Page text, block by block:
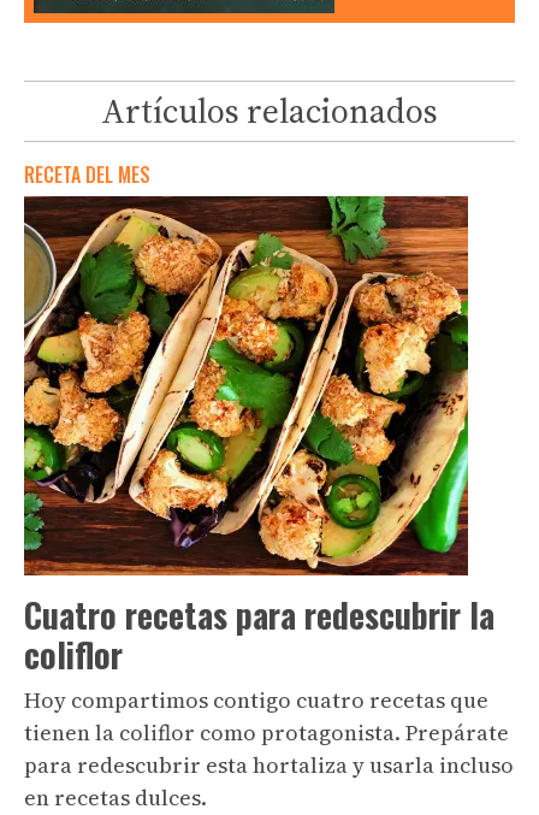
Artículos relacionados
RECETA DEL MES
Cuatro recetas para redescubrir la
coliflor
Hoy compartimos contigo cuatro recetas que
tienen la coliflor como protagonista. Prepárate
para redescubrir esta hortaliza y usarla incluso
en recetas dulces.